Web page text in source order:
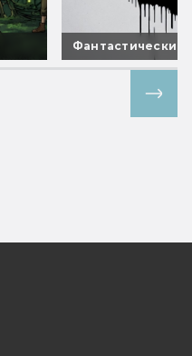
Фантастические